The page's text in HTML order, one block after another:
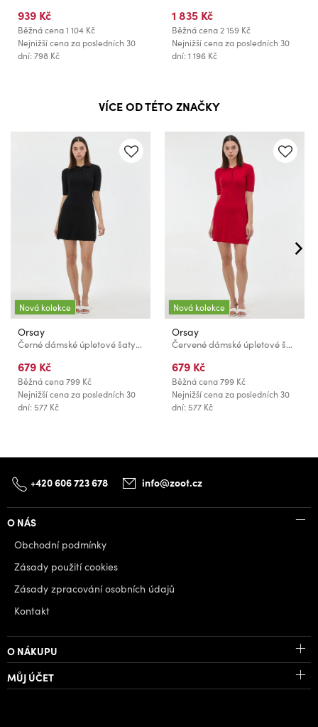
939 Kč
Běžná cena1 104 Kč
Nejnižší cena za posledních 30
dní: 798 Kč
1 835 Kč
Běžná cena2 159 Kč
Nejnižší cena za posledních 30
dní: 1 196 Kč
VÍCE OD TÉTO ZNAČKY
Nová kolekce
Orsay
Černé dámské úpletové šaty ORSAY
679 Kč
Běžná cena799 Kč
Nejnižší cena za posledních 30
dní: 577 Kč
Nová kolekce
Orsay
Červené dámské úpletové šaty ORSAY
679 Kč
Běžná cena799 Kč
Nejnižší cena za posledních 30
dní: 577 Kč
+420 606 723 678 info@zoot.cz
O NÁS
Obchodní podmínky
Zásady použití cookies
Zásady zpracování osobních údajů
Kontakt
O NÁKUPU
MŮJ ÚČET